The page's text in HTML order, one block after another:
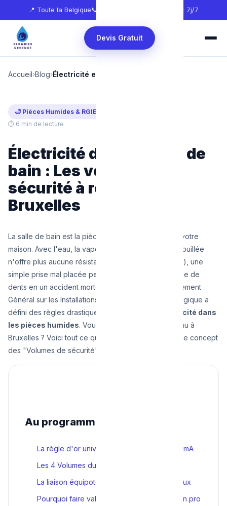
📍 Toute la Belgique📞 🕐 24h/24 — 7j/7
Devis Gratuit
Accueil›Blog›Électricité en Salle de bain
🛁 Pièces Humides & RGIE
⏱ 6 min de lecture
Électricité dans la salle de
bain : Les volumes de
sécurité à respecter à
Bruxelles
La salle de bain est la pièce la plus dangereuse de votre
maison. Avec l'eau, la vapeur et la nudité (la peau mouillée
n'offre plus aucune résistance au courant électrique), une
simple prise mal placée peut transformer un brossage de
dents en un accident mortel. C'est pourquoi le Règlement
Général sur les Installations Électriques (RGIE) en Belgique a
défini des règles drastiques pour encadrer l'
électricité dans
les pièces humides. Vous rénovez votre salle d'eau à
Bruxelles ? Voici tout ce que vous devez savoir sur le concept
des "Volumes de sécurité".
Au programme
La règle d'or universelle : Le différentiel 30 mA
Les 4 Volumes du RGIE expliqués (0, 1, 2, 3)
La liaison équipotentielle : Protéger les tuyaux
Pourquoi faire valider sa salle de bain par un pro